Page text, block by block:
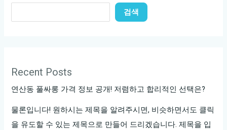
오
추
천!
검색
Recent Posts
연산동 풀싸롱 가격 정보 공개! 저렴하고 합리적인 선택은?
물론입니다! 원하시는 제목을 알려주시면, 비슷하면서도 클릭
을 유도할 수 있는 제목으로 만들어 드리겠습니다. 제목을 입